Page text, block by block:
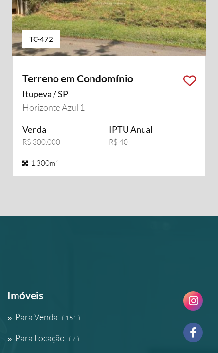
TC-472
Terreno em Condomínio
Itupeva / SP
Horizonte Azul 1
Venda
R$ 300.000
IPTU Anual
R$ 40
1.300m²
Imóveis
Para Venda ( 151 )
Para Locação ( 7 )